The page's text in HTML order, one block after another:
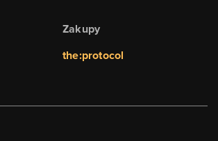
Zakupy
the:protocol